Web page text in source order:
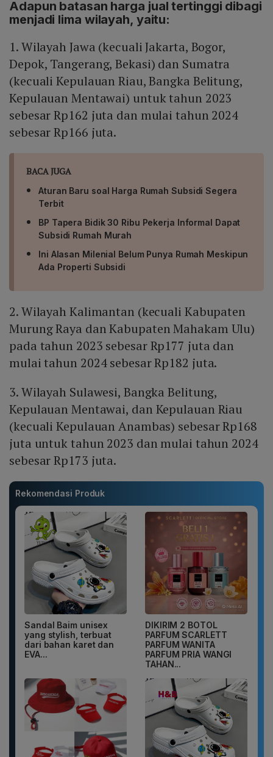
Adapun batasan harga jual tertinggi dibagi
menjadi lima wilayah, yaitu:
1. Wilayah Jawa (kecuali Jakarta, Bogor,
Depok, Tangerang, Bekasi) dan Sumatra
(kecuali Kepulauan Riau, Bangka Belitung,
Kepulauan Mentawai) untuk tahun 2023
sebesar Rp162 juta dan mulai tahun 2024
sebesar Rp166 juta.
BACA JUGA
Aturan Baru soal Harga Rumah Subsidi Segera
Terbit
BP Tapera Bidik 30 Ribu Pekerja Informal Dapat
Subsidi Rumah Murah
Ini Alasan Milenial Belum Punya Rumah Meskipun
Ada Properti Subsidi
2. Wilayah Kalimantan (kecuali Kabupaten
Murung Raya dan Kabupaten Mahakam Ulu)
pada tahun 2023 sebesar Rp177 juta dan
mulai tahun 2024 sebesar Rp182 juta.
3. Wilayah Sulawesi, Bangka Belitung,
Kepulauan Mentawai, dan Kepulauan Riau
(kecuali Kepulauan Anambas) sebesar Rp168
juta untuk tahun 2023 dan mulai tahun 2024
sebesar Rp173 juta.
Rekomendasi Produk
Sandal Baim unisex
yang stylish, terbuat
dari bahan karet dan
EVA...
DIKIRIM 2 BOTOL
PARFUM SCARLETT
PARFUM WANITA
PARFUM PRIA WANGI
TAHAN...